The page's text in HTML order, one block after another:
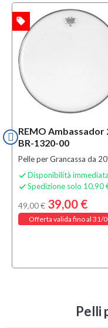
REMO Ambassador
BR-1320-00
Pelle per Grancassa da
 Disponibilità immediata
 Spedizione solo 10,90
49,00 € 39,00 €
Offerta valida fino al 31/
local_offer
Pelli